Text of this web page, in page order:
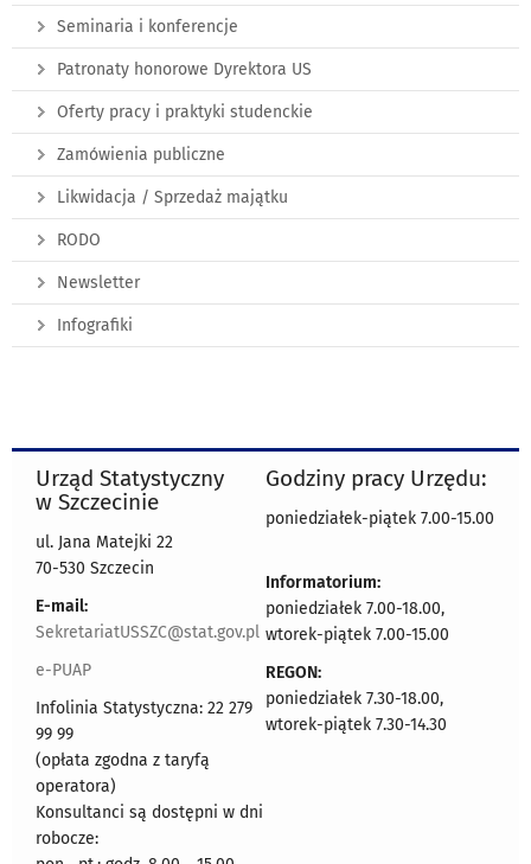
Seminaria i konferencje
Patronaty honorowe Dyrektora US
Oferty pracy i praktyki studenckie
Zamówienia publiczne
Likwidacja / Sprzedaż majątku
RODO
Newsletter
Infografiki
Urząd Statystyczny
w Szczecinie
ul. Jana Matejki 22
70-530 Szczecin
E-mail:
SekretariatUSSZC@stat.gov.pl
e-PUAP
Infolinia Statystyczna: 22 279
99 99
(opłata zgodna z taryfą
operatora)
Konsultanci są dostępni w dni
robocze:
Godziny pracy Urzędu:
poniedziałek-piątek 7.00-15.00
Informatorium:
poniedziałek 7.00-18.00,
wtorek-piątek 7.00-15.00
REGON:
poniedziałek 7.30-18.00,
wtorek-piątek 7.30-14.30